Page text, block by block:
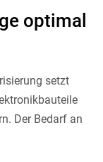
optimal
setzt
Der Bedarf an